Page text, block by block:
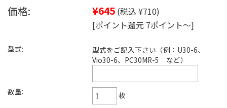
価格: ¥645 (税込 ¥710)
[ポイント還元 7ポイント～]
型式:
型式をご記入下さい（例：U30-6、
Vio30-6、PC30MR-5 など）
数量:
枚